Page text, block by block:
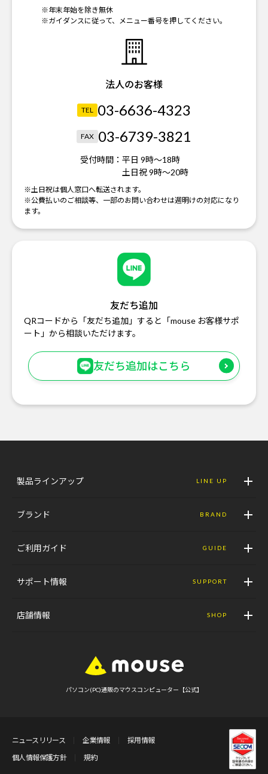
※年末年始を除き無休
※ガイダンスに従って、メニュー番号を押してください。
法人のお客様
TEL 03-6636-4323
FAX 03-6739-3821
受付時間： 平日 9時～18時
土日祝 9時～20時
※土日祝は個人窓口へ転送されます。
※公費払いのご相談等、一部のお問い合わせは週明けの対応になり
ます。
友だち追加
QRコードから「友だち追加」すると「mouse お客様サポ
ート」から相談いただけます。
友だち追加はこちら
製品ラインアップ LINE UP
ブランド BRAND
ご利用ガイド GUIDE
サポート情報 SUPPORT
店舗情報 SHOP
パソコン(PC)通販のマウスコンピューター【公式】
ニュースリリース 企業情報
採用情報
個人情報保護方針
規約